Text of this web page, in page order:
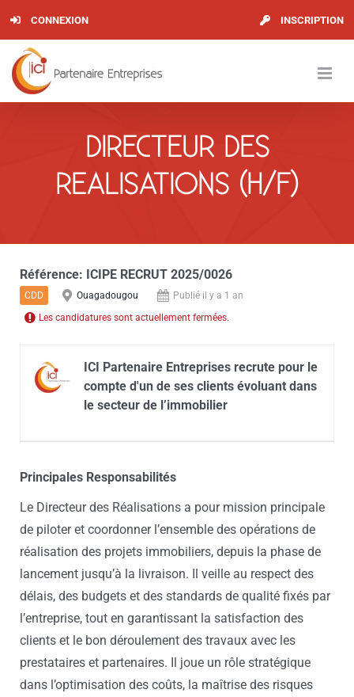
content
CONNEXION INSCRIPTION
DIRECTEUR DES
REALISATIONS (H/F)
Référence: ICIPE RECRUT 2025/0026
CDD Ouagadougou
Publié il y a 1 an
Les candidatures sont actuellement fermées.
ICI Partenaire Entreprises recrute pour le
compte d'un de ses clients évoluant dans
le secteur de l’immobilier
Principales Responsabilités
Le Directeur des Réalisations a pour mission principale
de piloter et coordonner l’ensemble des opérations de
réalisation des projets immobiliers, depuis la phase de
lancement jusqu’à la livraison. Il veille au respect des
délais, des budgets et des standards de qualité fixés par
l’entreprise, tout en garantissant la satisfaction des
clients et le bon déroulement des travaux avec les
prestataires et partenaires. Il joue un rôle stratégique
dans l’optimisation des coûts, la maîtrise des risques